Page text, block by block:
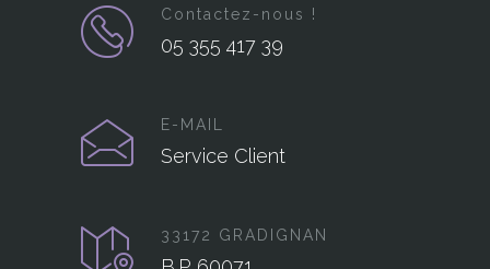
Contactez-nous !
05 355 417 39
E-MAIL
Service Client
33172 GRADIGNAN